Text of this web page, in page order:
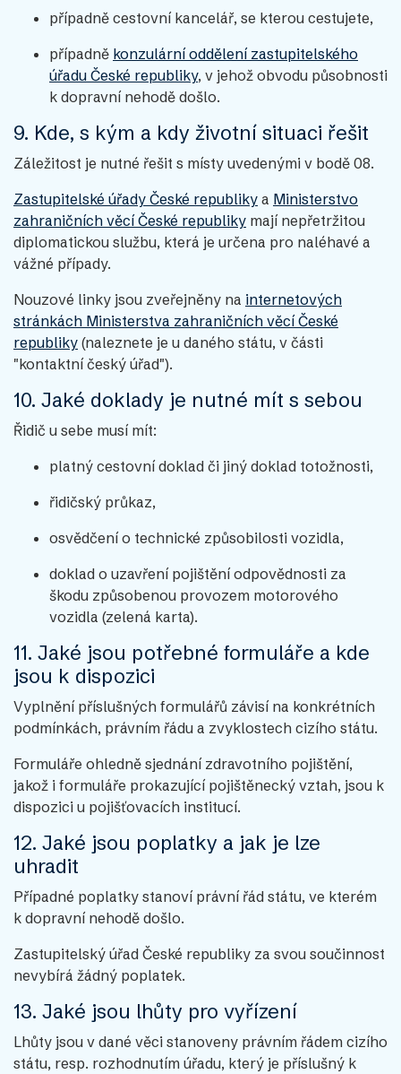
případně cestovní kancelář, se kterou cestujete,
případně konzulární oddělení zastupitelského
úřadu České republiky, v jehož obvodu působnosti
k dopravní nehodě došlo.
9. Kde, s kým a kdy životní situaci řešit
Záležitost je nutné řešit s místy uvedenými v bodě 08.
Zastupitelské úřady České republiky a Ministerstvo
zahraničních věcí České republiky mají nepřetržitou
diplomatickou službu, která je určena pro naléhavé a
vážné případy.
Nouzové linky jsou zveřejněny na internetových
stránkách Ministerstva zahraničních věcí České
republiky (naleznete je u daného státu, v části
"kontaktní český úřad").
10. Jaké doklady je nutné mít s sebou
Řidič u sebe musí mít:
platný cestovní doklad či jiný doklad totožnosti,
řidičský průkaz,
osvědčení o technické způsobilosti vozidla,
doklad o uzavření pojištění odpovědnosti za
škodu způsobenou provozem motorového
vozidla (zelená karta).
11. Jaké jsou potřebné formuláře a kde
jsou k dispozici
Vyplnění příslušných formulářů závisí na konkrétních
podmínkách, právním řádu a zvyklostech cizího státu.
Formuláře ohledně sjednání zdravotního pojištění,
jakož i formuláře prokazující pojištěnecký vztah, jsou k
dispozici u pojišťovacích institucí.
12. Jaké jsou poplatky a jak je lze
uhradit
Případné poplatky stanoví právní řád státu, ve kterém
k dopravní nehodě došlo.
Zastupitelský úřad České republiky za svou součinnost
nevybírá žádný poplatek.
13. Jaké jsou lhůty pro vyřízení
Lhůty jsou v dané věci stanoveny právním řádem cizího
státu, resp. rozhodnutím úřadu, který je příslušný k